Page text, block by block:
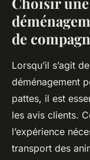
de
Lorsqu’il s’agit de
déménagement
pattes, il est
les avis clients.
l’expérience
transport des